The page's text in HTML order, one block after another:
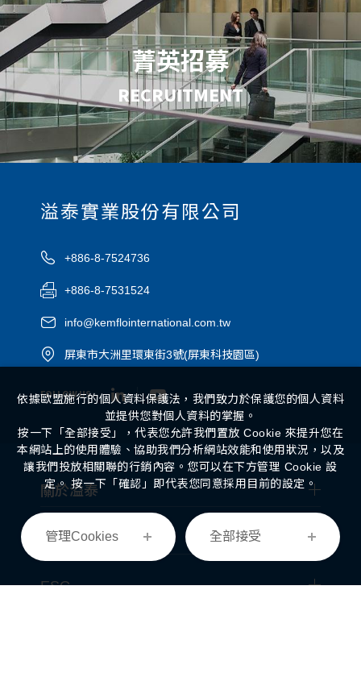
菁英招募
RECRUITMENT
溢泰實業股份有限公司
+886-8-7524736
+886-8-7531524
info@kemflointernational.com.tw
屏東市大洲里環東街3號(屏東科技園區)
FOLLOW US
關於溢泰
經營事業
ESG
依據歐盟施行的個人資料保護法，我們致力於保護您的個人資料
並提供您對個人資料的掌握。
按一下「全部接受」，代表您允許我們置放 Cookie 來提升您在
本網站上的使用體驗、協助我們分析網站效能和使用狀況，以及
讓我們投放相關聯的行銷內容。您可以在下方管理 Cookie 設
定。 按一下「確認」即代表您同意採用目前的設定。
管理Cookies 全部接受